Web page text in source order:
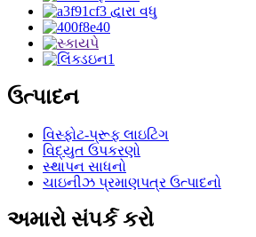
ઉત્પાદન
વિસ્ફોટ-પ્રૂફ લાઇટિંગ
વિદ્યુત ઉપકરણો
સ્થાપન સાધનો
ચાઇનીઝ પ્રમાણપત્ર ઉત્પાદનો
અમારો સંપર્ક કરો